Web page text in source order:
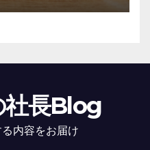
社長Blog
内容をお届け